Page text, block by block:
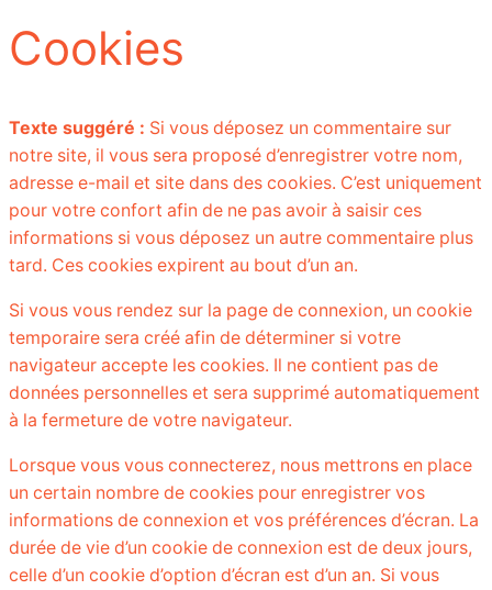
Cookies
Texte suggéré : Si vous déposez un commentaire sur
notre site, il vous sera proposé d’enregistrer votre nom,
adresse e-mail et site dans des cookies. C’est uniquement
pour votre confort afin de ne pas avoir à saisir ces
informations si vous déposez un autre commentaire plus
tard. Ces cookies expirent au bout d’un an.
Si vous vous rendez sur la page de connexion, un cookie
temporaire sera créé afin de déterminer si votre
navigateur accepte les cookies. Il ne contient pas de
données personnelles et sera supprimé automatiquement
à la fermeture de votre navigateur.
Lorsque vous vous connecterez, nous mettrons en place
un certain nombre de cookies pour enregistrer vos
informations de connexion et vos préférences d’écran. La
durée de vie d’un cookie de connexion est de deux jours,
celle d’un cookie d’option d’écran est d’un an. Si vous